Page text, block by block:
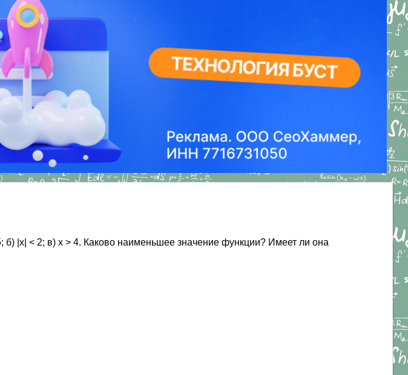
|х| < 2; в) х > 4. Каково наименьшее значение функции? Имеет ли она